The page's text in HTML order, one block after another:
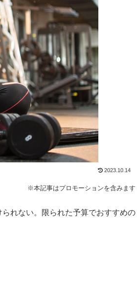
2023.10.14
※本記事はプロモーションを含みます
れない。限られた予算でおすすめの